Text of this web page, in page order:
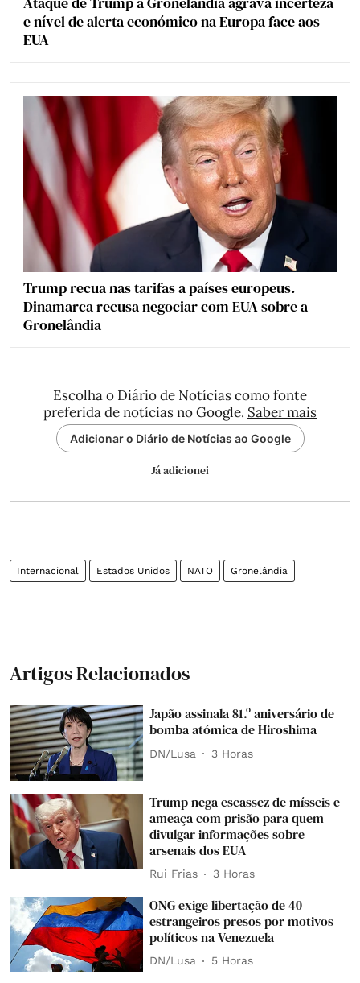
e nível de alerta económico na Europa face aos
EUA
Trump recua nas tarifas a países europeus.
Dinamarca recusa negociar com EUA sobre a
Gronelândia
Escolha o Diário de Notícias como fonte
preferida de notícias no Google. Saber mais
Adicionar o Diário de Notícias ao Google
Já adicionei
Internacional Estados Unidos NATO Gronelândia
Artigos Relacionados
Japão assinala 81.º aniversário de
bomba atómica de Hiroshima
DN/Lusa 3 Horas
Trump nega escassez de mísseis e
ameaça com prisão para quem
divulgar informações sobre
arsenais dos EUA
Rui Frias 3 Horas
ONG exige libertação de 40
estrangeiros presos por motivos
políticos na Venezuela
DN/Lusa 5 Horas